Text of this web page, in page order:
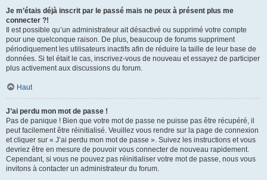
Je m’étais déjà inscrit par le passé mais ne peux à présent plus me
connecter ?!
Il est possible qu’un administrateur ait désactivé ou supprimé votre compte
pour une quelconque raison. De plus, beaucoup de forums suppriment
périodiquement les utilisateurs inactifs afin de réduire la taille de leur base de
données. Si tel était le cas, inscrivez-vous de nouveau et essayez de participer
plus activement aux discussions du forum.
Haut
J’ai perdu mon mot de passe !
Pas de panique ! Bien que votre mot de passe ne puisse pas être récupéré, il
peut facilement être réinitialisé. Veuillez vous rendre sur la page de connexion
et cliquer sur « J’ai perdu mon mot de passe ». Suivez les instructions et vous
devriez être en mesure de pouvoir vous connecter de nouveau rapidement.
Cependant, si vous ne pouvez pas réinitialiser votre mot de passe, nous vous
invitons à contacter un administrateur du forum.